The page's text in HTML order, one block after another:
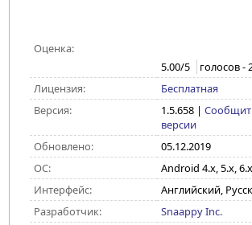
Оценка:
5.00/5 голосов -
Лицензия:
Бесплатная
Версия:
1.5.658|
версии
Обновлено:
05.12.2019
ОС:
Android 4.x, 5.x,
Интерфейс:
Английский,
Разработчик:
Snaappy Inc.